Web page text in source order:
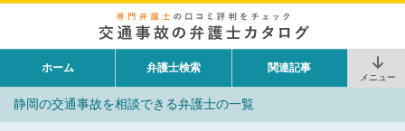
ホーム 弁護士検索 関連記事
メニュー
静岡の交通事故を相談できる弁護士の一覧